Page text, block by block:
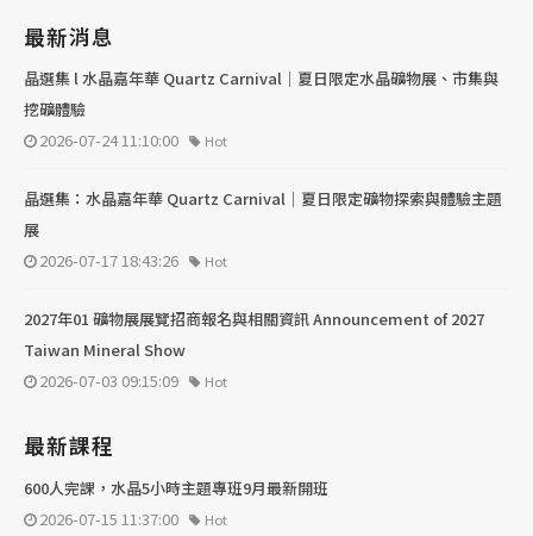
最新消息
晶選集 l 水晶嘉年華 Quartz Carnival｜夏日限定水晶礦物展、市集與
挖礦體驗
2026-07-24 11:10:00
Hot
晶選集：水晶嘉年華 Quartz Carnival｜夏日限定礦物探索與體驗主題
展
2026-07-17 18:43:26
Hot
2027年01 礦物展展覽招商報名與相關資訊 Announcement of 2027
Taiwan Mineral Show
2026-07-03 09:15:09
Hot
最新課程
600人完課，水晶5小時主題專班9月最新開班
2026-07-15 11:37:00
Hot